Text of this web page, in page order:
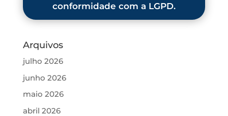
conformidade com a LGPD.
Arquivos
julho 2026
junho 2026
maio 2026
abril 2026